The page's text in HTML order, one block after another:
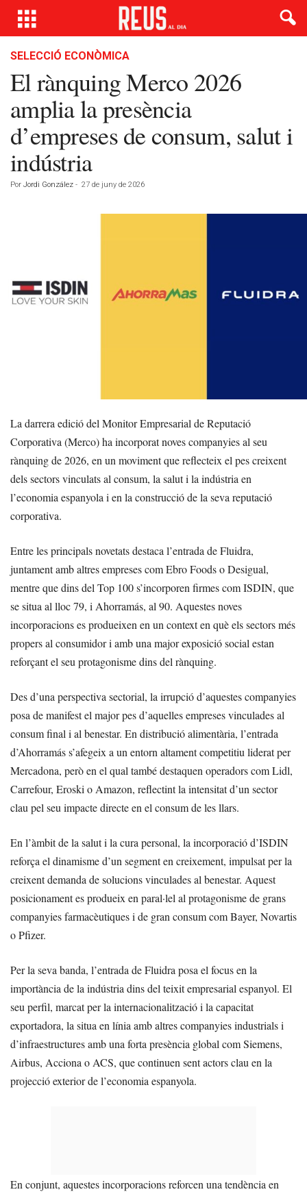
SELECCIÓ ECONÒMICA
El rànquing Merco 2026
amplia la presència
d’empreses de consum, salut i
indústria
Por Jordi González - 27 de juny de 2026
La darrera edició del Monitor Empresarial de Reputació
Corporativa (Merco) ha incorporat noves companyies al seu
rànquing de 2026, en un moviment que reflecteix el pes creixent
dels sectors vinculats al consum, la salut i la indústria en
l’economia espanyola i en la construcció de la seva reputació
corporativa.
Entre les principals novetats destaca l’entrada de Fluidra,
juntament amb altres empreses com Ebro Foods o Desigual,
mentre que dins del Top 100 s’incorporen firmes com ISDIN, que
se situa al lloc 79, i Ahorramás, al 90. Aquestes noves
incorporacions es produeixen en un context en què els sectors més
propers al consumidor i amb una major exposició social estan
reforçant el seu protagonisme dins del rànquing.
Des d’una perspectiva sectorial, la irrupció d’aquestes companyies
posa de manifest el major pes d’aquelles empreses vinculades al
consum final i al benestar. En distribució alimentària, l’entrada
d’Ahorramás s’afegeix a un entorn altament competitiu liderat per
Mercadona, però en el qual també destaquen operadors com Lidl,
Carrefour, Eroski o Amazon, reflectint la intensitat d’un sector
clau pel seu impacte directe en el consum de les llars.
En l’àmbit de la salut i la cura personal, la incorporació d’ISDIN
reforça el dinamisme d’un segment en creixement, impulsat per la
creixent demanda de solucions vinculades al benestar. Aquest
posicionament es produeix en paral·lel al protagonisme de grans
companyies farmacèutiques i de gran consum com Bayer, Novartis
o Pfizer.
Per la seva banda, l’entrada de Fluidra posa el focus en la
importància de la indústria dins del teixit empresarial espanyol. El
seu perfil, marcat per la internacionalització i la capacitat
exportadora, la situa en línia amb altres companyies industrials i
d’infraestructures amb una forta presència global com Siemens,
Airbus, Acciona o ACS, que continuen sent actors clau en la
projecció exterior de l’economia espanyola.
En conjunt, aquestes incorporacions reforcen una tendència en